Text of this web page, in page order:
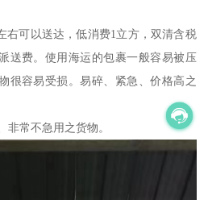
右可以送达，低消费1立方，双清含税
送费。使用海运的包裹一般容易被压
很容易受损。易碎、紧急、价格高之
非常不急用之货物。